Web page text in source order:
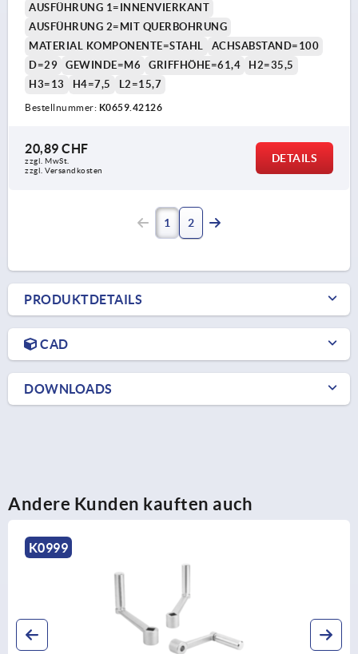
AUSFÜHRUNG 1=INNENVIERKANT
AUSFÜHRUNG 2=MIT QUERBOHRUNG
MATERIAL KOMPONENTE=STAHL
ACHSABSTAND=100
D=29
GEWINDE=M6 GRIFFHÖHE=61,4
H2=35,5
H3=13
H4=7,5 L2=15,7
Bestellnummer: K0659.42126
20,89 CHF
zzgl. MwSt.
zzgl. Versandkosten
DETAILS
1 2
PRODUKTDETAILS
CAD
DOWNLOADS
Andere Kunden kauften auch